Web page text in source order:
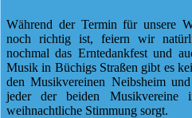
Während der Termin für unsere
noch richtig ist, feiern wir
nochmal das Erntedankfest und
Musik in Büchigs Straßen gibt es
den Musikvereinen Neibsheim
jeder der beiden Musikvereine
weihnachtliche Stimmung sorgt.